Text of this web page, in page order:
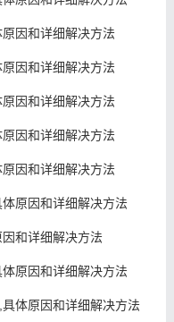
因和详细解决方法
因和详细解决方法
因和详细解决方法
因和详细解决方法
因和详细解决方法
原因和详细解决方法
和详细解决方法
原因和详细解决方法
体原因和详细解决方法